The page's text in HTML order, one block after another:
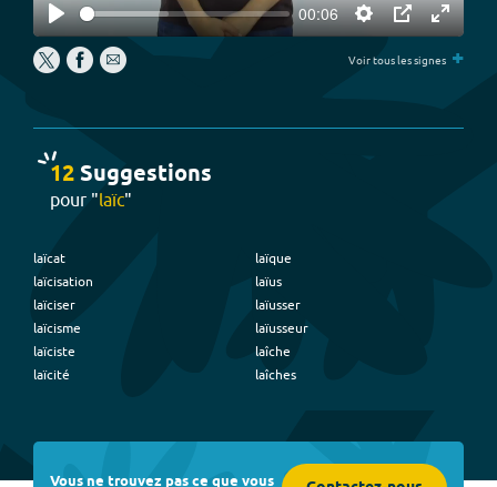
Play
00:06
Settings
PIP
Enter
Voir tous les signes +
12Suggestions
pour "laïc"
laïcat
laïcisation
laïciser
laïcisme
laïciste
laïcité
laïque
laïus
laïusser
laïusseur
laîche
laîches
Vous ne trouvez pas ce que vous